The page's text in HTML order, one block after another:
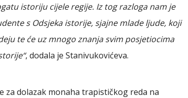
istoriju cijele regije. Iz tog razloga nam je
s Odsjeka istorije, sjajne mlade ljude, koji
te će uz mnogo znanja svim posjetiocima
, dodala je Stanivukovićeva.
za dolazak monaha trapističkog reda na